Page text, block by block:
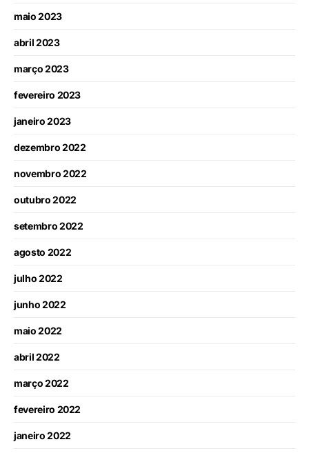
maio 2023
abril 2023
março 2023
fevereiro 2023
janeiro 2023
dezembro 2022
novembro 2022
outubro 2022
setembro 2022
agosto 2022
julho 2022
junho 2022
maio 2022
abril 2022
março 2022
fevereiro 2022
janeiro 2022